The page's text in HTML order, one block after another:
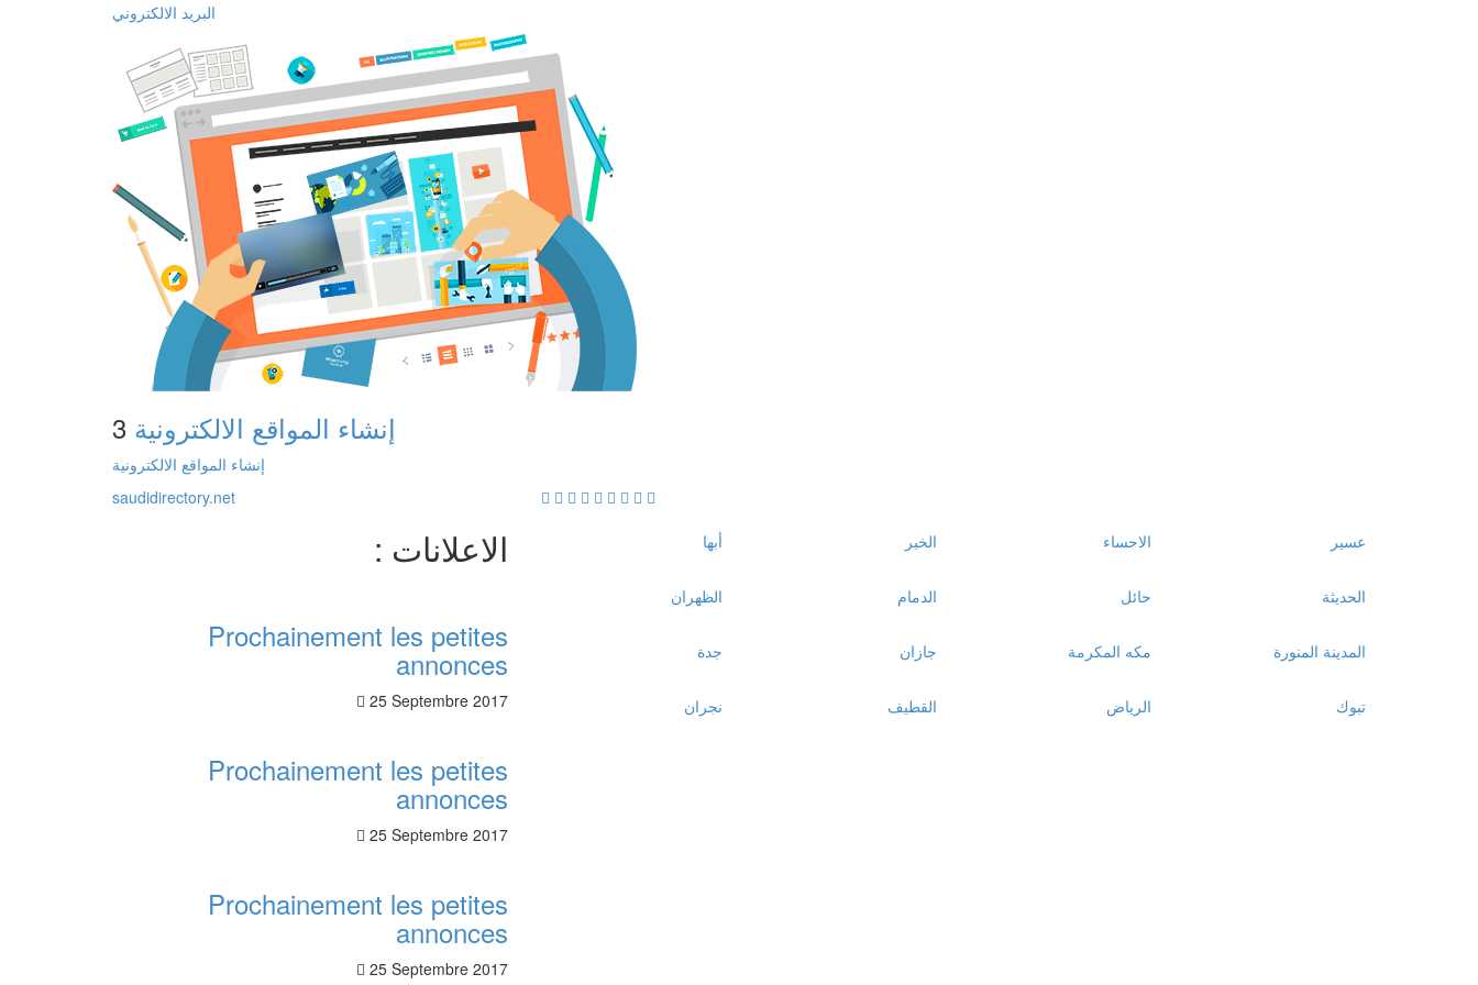
البريد الالكتروني
3 إنشاء المواقع الالكترونية
إنشاء المواقع الالكترونية
saudidirectory.net
الاعلانات :
Prochainement les petites
annonces
25 Septembre 2017
Prochainement les petites
annonces
25 Septembre 2017
Prochainement les petites
annonces
25 Septembre 2017
أبها الخبر الاحساء عسير
الظهران الدمام حائل الحديثة
جدة جازان مكه المكرمة المدينة المنورة
نجران القطيف الرياض تبوك